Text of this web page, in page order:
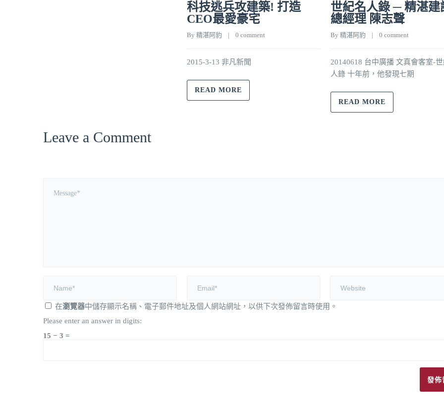
科技逃兵攻建築! 打造
CEO最愛豪宅
By 精湛阿豹
    |
0 comment
2015-3-13 非凡新聞
READ MORE
世紀名人錄 ─ 精湛建
總經理 陳志聲
By 精湛阿豹
    |
0 comment
20140618 台中廣播 文真會客室-
人錄 十年前，他發現七期
READ MORE
Leave a Comment
在瀏覽器中儲存顯示名稱、電子郵件地址及個人網站網址，以供下次發佈留言時使用。
Please enter an answer in digits:
15 − 3 =